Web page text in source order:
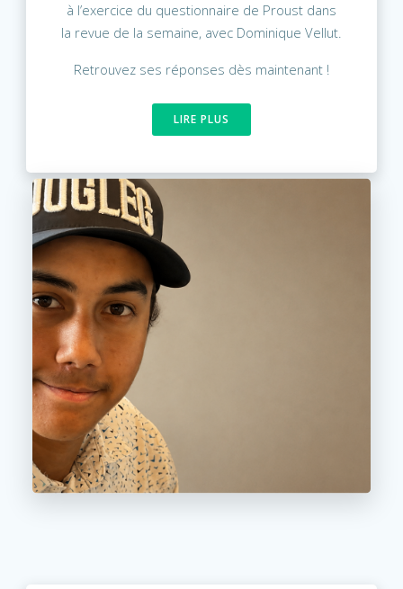
à l’exercice du questionnaire de Proust dans
la revue de la semaine, avec Dominique Vellut.
Retrouvez ses réponses dès maintenant !
LIRE PLUS